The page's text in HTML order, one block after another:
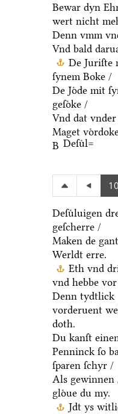
Bewar dyn
wert nicht
Denn vmm
Vnd bald
De Juriſte
ſynem Boke /
De Joͤde mit
geſoͤke /
Vnd dat
Maget
B Deſuͤl=
10
Deſuͤluigen
geſcherre /
Maken de
Werldt erre.
Eth vnd
vnd hebbe
Denn tydtlick
vorderuent
doth.
Du kanſt
Penninck ſo
ſparen ſchyr /
Als gewinnen
gloͤue du my.
Jdt ys